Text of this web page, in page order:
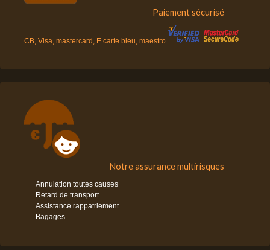
Paiement sécurisé
CB, Visa, mastercard, E carte bleu, maestro
Notre assurance multirisques
Annulation toutes causes
Retard de transport
Assistance rappatriement
Bagages